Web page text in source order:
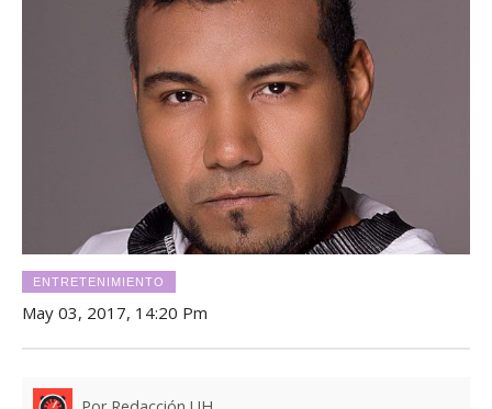
ENTRETENIMIENTO
May 03, 2017, 14:20 Pm